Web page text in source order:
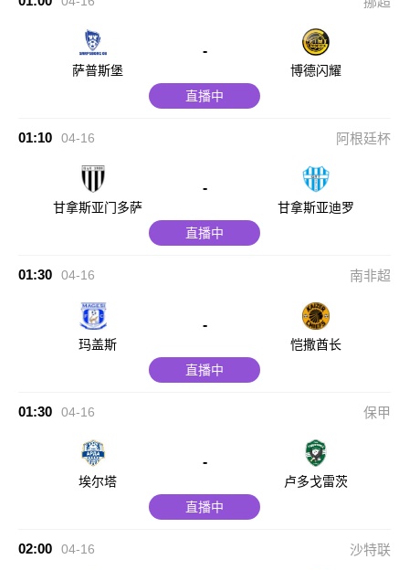
萨普斯堡
-
博德闪耀
直播中
01:10 04-16 阿根廷杯
甘拿斯亚门多萨
-
甘拿斯亚迪罗
直播中
01:30 04-16 南非超
玛盖斯
-
恺撒酋长
直播中
01:30 04-16 保甲
埃尔塔
-
卢多戈雷茨
直播中
02:00 04-16 沙特联